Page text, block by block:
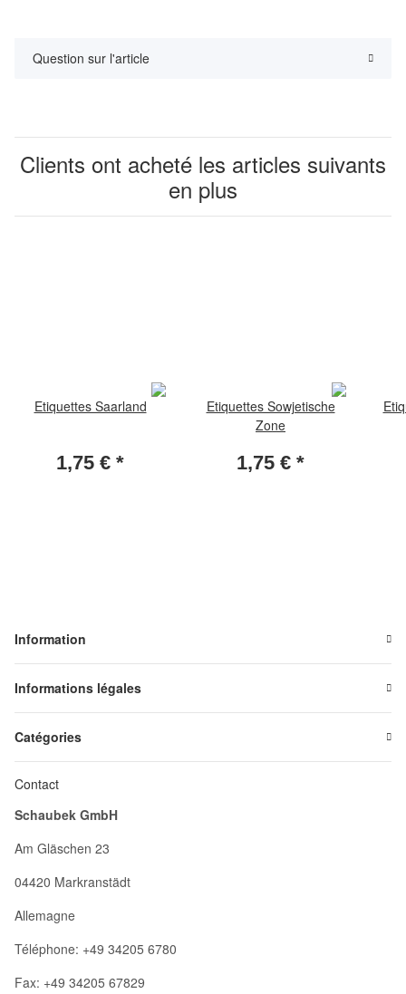
Question sur l'article
Clients ont acheté les articles suivants
en plus
Etiquettes Saarland
1,75 € *
Etiquettes Sowjetische
Zone
1,75 € *
Information
Informations légales
Catégories
Contact
Schaubek GmbH
Am Gläschen 23
04420 Markranstädt
Allemagne
Téléphone: +49 34205 6780
Fax: +49 34205 67829